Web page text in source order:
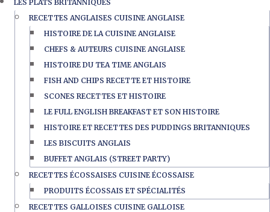
LES PLATS BRITANNIQUES
RECETTES ANGLAISES CUISINE ANGLAISE
HISTOIRE DE LA CUISINE ANGLAISE
CHEFS & AUTEURS CUISINE ANGLAISE
HISTOIRE DU TEA TIME ANGLAIS
FISH AND CHIPS RECETTE ET HISTOIRE
SCONES RECETTES ET HISTOIRE
LE FULL ENGLISH BREAKFAST ET SON HISTOIRE
HISTOIRE ET RECETTES DES PUDDINGS BRITANNIQUES
LES BISCUITS ANGLAIS
BUFFET ANGLAIS (STREET PARTY)
RECETTES ÉCOSSAISES CUISINE ÉCOSSAISE
PRODUITS ÉCOSSAIS ET SPÉCIALITÉS
RECETTES GALLOISES CUISINE GALLOISE